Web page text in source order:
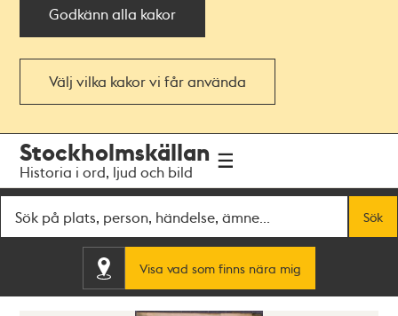
Godkänn alla kakor
Välj vilka kakor vi får använda
navigationen
huvudinnehållet
Stockholmskällan
Historia i ord, ljud och bild
Sök
Visa vad som finns nära mig